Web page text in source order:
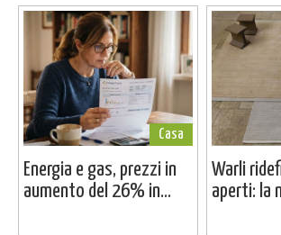
Casa
Energia e gas, prezzi in
aumento del 26% in...
Warli
aperti: la